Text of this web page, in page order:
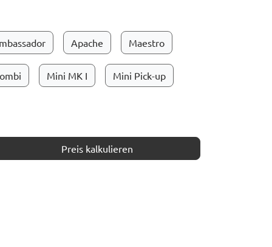
Apache Maestro
Mini MK I Mini Pick-up
Preis kalkulieren